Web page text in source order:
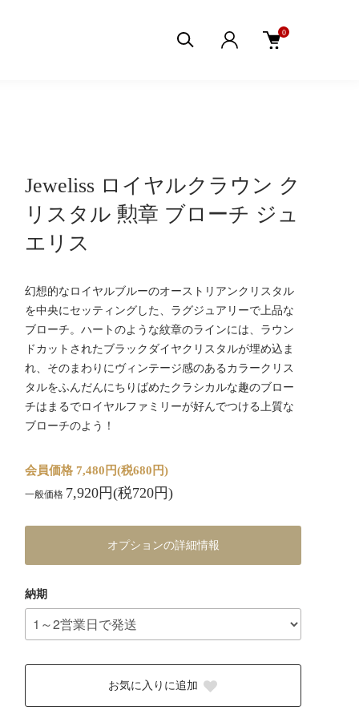
0
Jeweliss ロイヤルクラウン ク
リスタル 勲章 ブローチ ジュ
エリス
幻想的なロイヤルブルーのオーストリアンクリスタル
を中央にセッティングした、ラグジュアリーで上品な
ブローチ。ハートのような紋章のラインには、ラウン
ドカットされたブラックダイヤクリスタルが埋め込ま
れ、そのまわりにヴィンテージ感のあるカラークリス
タルをふんだんにちりばめたクラシカルな趣のブロー
チはまるでロイヤルファミリーが好んでつける上質な
ブローチのよう！
会員価格 7,480円(税680円)
一般価格 7,920円(税720円)
オプションの詳細情報
納期
お気に入りに追加